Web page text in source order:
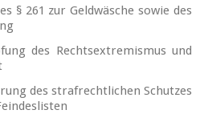
§ 261 zur Geldwäsche sowie des
des Rechtsextremismus und
des strafrechtlichen Schutzes